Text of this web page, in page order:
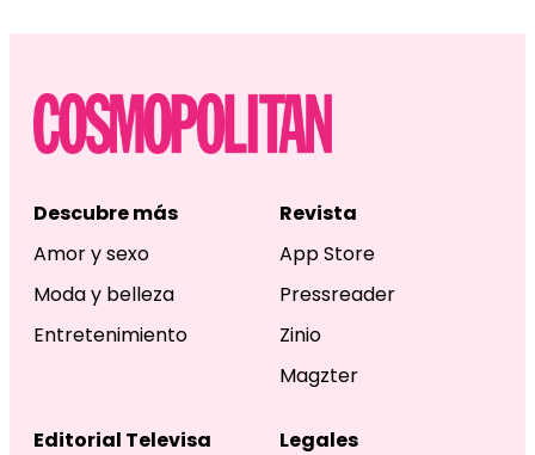
Descubre más
Amor y sexo
Moda y belleza
Entretenimiento
Revista
App Store
Pressreader
Zinio
Magzter
Editorial Televisa
Legales